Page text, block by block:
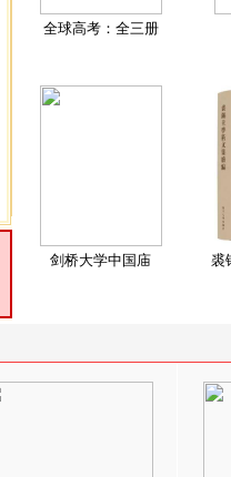
全球高考：全三册
剑桥大学中国庙 裘